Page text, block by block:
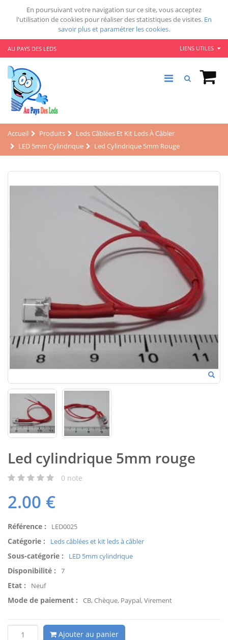
En poursuivant votre navigation sur ce site, vous acceptez
l'utilisation de cookies pour réaliser des statistiques de visites. En
savoir plus et paramétrer les cookies.
AU PAYS DES LEDS LIENS UTILES
Accueil Produits
Leds Câblées Et Kit Leds À Câbler
LED 5mm Cylindrique
Led Cylindrique 5mm Rouge
Led cylindrique 5mm rouge
0 note
2.00 €
Référence : LED0025
Catégorie : Leds câblées et kit leds à câbler
Sous-catégorie : LED 5mm cylindrique
Disponibilité : 7
Etat : Neuf
Mode de paiement : CB, Chèque, Paypal, Virement
Ajouter au panier